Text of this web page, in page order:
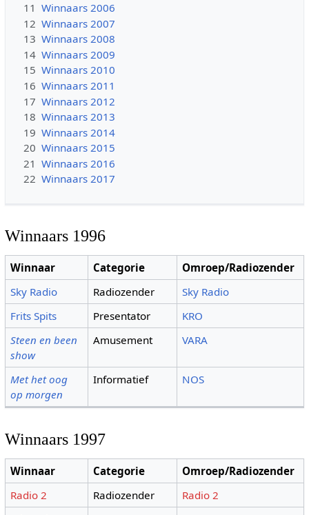
11 Winnaars 2006
12 Winnaars 2007
13 Winnaars 2008
14 Winnaars 2009
15 Winnaars 2010
16 Winnaars 2011
17 Winnaars 2012
18 Winnaars 2013
19 Winnaars 2014
20 Winnaars 2015
21 Winnaars 2016
22 Winnaars 2017
Winnaars 1996
Winnaar Categorie
Omroep/Radiozender
Sky Radio
Radiozender
Sky Radio
Frits Spits
Presentator
KRO
Steen en been
show
Amusement VARA
Met het oog
op morgen
Informatief NOS
Winnaars 1997
Winnaar Categorie
Omroep/Radiozender
Radio 2
Radiozender
Radio 2